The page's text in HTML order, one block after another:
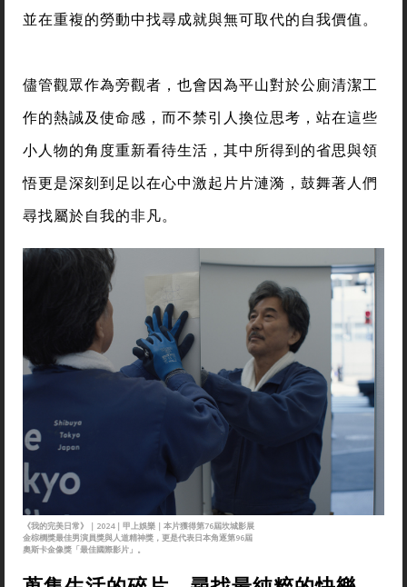
並在重複的勞動中找尋成就與無可取代的自我價值。
儘管觀眾作為旁觀者，也會因為平山對於公廁清潔工
作的熱誠及使命感，而不禁引人換位思考，站在這些
小人物的角度重新看待生活，其中所得到的省思與領
悟更是深刻到足以在心中激起片片漣漪，鼓舞著人們
尋找屬於自我的非凡。
《我的完美日常》｜2024｜甲上娛樂｜本片獲得第76屆坎城影展
金棕櫚獎最佳男演員獎與人道精神獎，更是代表日本角逐第96屆
奧斯卡金像獎「最佳國際影片」。